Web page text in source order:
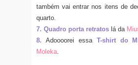
também vai entrar nos itens de
quarto.
7. Quadro porta retratos lá da
8. Adoooorei essa T-shirt do
Moleka.